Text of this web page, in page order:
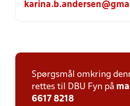
Spørgsmål omkring
rettes til DBU Fyn på
6617 8218